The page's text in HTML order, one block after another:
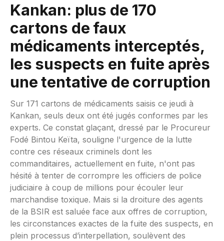
Kankan: plus de 170
cartons de faux
médicaments interceptés,
les suspects en fuite après
une tentative de corruption
Sur 171 cartons de médicaments saisis ce jeudi à
Kankan, seuls deux ont été jugés conformes par les
experts. Ce constat glaçant, dressé par le Procureur
Fodé Bintou Keïta, souligne l'urgence de la lutte
contre ces réseaux criminels dont les
commanditaires, actuellement en fuite, n'ont pas
hésité à tenter de corrompre les officiers de police
judiciaire à coup de millions pour écouler leur
marchandise toxique. Mais si la droiture des agents
de la BSIR est saluée face aux offres de corruption,
les circonstances exactes de la fuite des suspects, en
plein processus d’interpellation, soulèvent des